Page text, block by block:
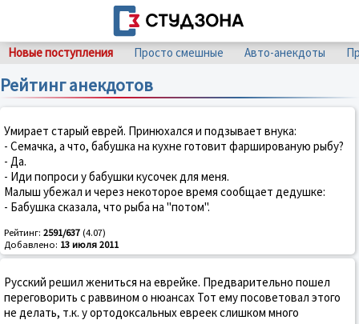
Новые поступления Просто смешные Авто-анекдоты
Рейтинг анекдотов
Умирает старый еврей. Принюхался и подзывает внука:
- Семачка, а что, бабушка на кухне готовит фаршированую рыбу?
- Да.
- Иди попроси у бабушки кусочек для меня.
Малыш убежал и через некоторое время сообщает дедушке:
- Бабушка сказала, что рыба на "потом".
Рейтинг: 2591/637 (4.07)
Добавлено: 13 июля 2011
Русский решил жениться на еврейке. Предварительно пошел
переговорить с раввином о нюансах Тот ему посоветовал этого
не делать, т.к. у ортодоксальных евреек слишком много